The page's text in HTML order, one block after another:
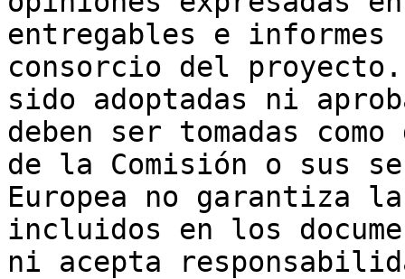
entregables e
consorcio del
sido adoptadas ni
deben ser tomadas
de la Comisión o sus
Europea no garantiza
incluidos en los
ni acepta